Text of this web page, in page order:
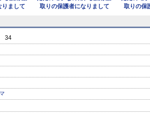
りまして
取りの保護者になりまして
取りの保
34